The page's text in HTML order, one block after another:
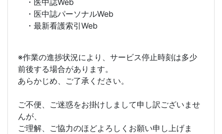
・医中誌Web
・医中誌パーソナルWeb
・最新看護索引Web
※作業の進捗状況により、サービス停止時刻は多少
前後する場合があります。
あらかじめ、ご了承ください。
ご不便、ご迷惑をお掛けしまして申し訳ございませ
んが、
ご理解、ご協力のほどよろしくお願い申し上げま